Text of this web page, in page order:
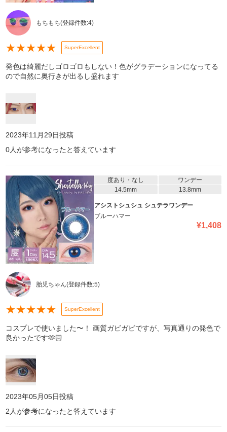
もちもち(登録件数:4)
★★★★★ SuperExcellent
発色は綺麗だしゴロゴロもしない！色がグラデーションになってる
ので自然に奥行きが出るし盛れます
2023年11月29日投稿
0人が参考になったと答えています
度あり・なし
ワンデー
14.5mm
13.8mm
アシストシュシュ シュテラワンデー
ブルーハマー
¥1,408
胎児ちゃん(登録件数:5)
★★★★★ SuperExcellent
コスプレで使いました〜！ 画質ガビガビですが、写真通りの発色で
良かったです🫶🏻
2023年05月05日投稿
2 人が参考になったと答えています